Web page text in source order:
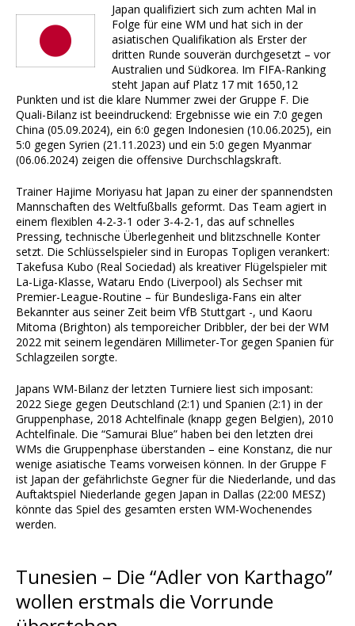
Japan qualifiziert sich zum achten Mal in
Folge für eine WM und hat sich in der
asiatischen Qualifikation als Erster der
dritten Runde souverän durchgesetzt – vor
Australien und Südkorea. Im FIFA-Ranking
steht Japan auf Platz 17 mit 1650,12
Punkten und ist die klare Nummer zwei der Gruppe F. Die
Quali-Bilanz ist beeindruckend: Ergebnisse wie ein 7:0 gegen
China (05.09.2024), ein 6:0 gegen Indonesien (10.06.2025), ein
5:0 gegen Syrien (21.11.2023) und ein 5:0 gegen Myanmar
(06.06.2024) zeigen die offensive Durchschlagskraft.
Trainer Hajime Moriyasu hat Japan zu einer der spannendsten
Mannschaften des Weltfußballs geformt. Das Team agiert in
einem flexiblen 4-2-3-1 oder 3-4-2-1, das auf schnelles
Pressing, technische Überlegenheit und blitzschnelle Konter
setzt. Die Schlüsselspieler sind in Europas Topligen verankert:
Takefusa Kubo (Real Sociedad) als kreativer Flügelspieler mit
La-Liga-Klasse, Wataru Endo (Liverpool) als Sechser mit
Premier-League-Routine – für Bundesliga-Fans ein alter
Bekannter aus seiner Zeit beim VfB Stuttgart -, und Kaoru
Mitoma (Brighton) als temporeicher Dribbler, der bei der WM
2022 mit seinem legendären Millimeter-Tor gegen Spanien für
Schlagzeilen sorgte.
Japans WM-Bilanz der letzten Turniere liest sich imposant:
2022 Siege gegen Deutschland (2:1) und Spanien (2:1) in der
Gruppenphase, 2018 Achtelfinale (knapp gegen Belgien), 2010
Achtelfinale. Die “Samurai Blue” haben bei den letzten drei
WMs die Gruppenphase überstanden – eine Konstanz, die nur
wenige asiatische Teams vorweisen können. In der Gruppe F
ist Japan der gefährlichste Gegner für die Niederlande, und das
Auftaktspiel Niederlande gegen Japan in Dallas (22:00 MESZ)
könnte das Spiel des gesamten ersten WM-Wochenendes
werden.
Tunesien – Die “Adler von Karthago”
wollen erstmals die Vorrunde